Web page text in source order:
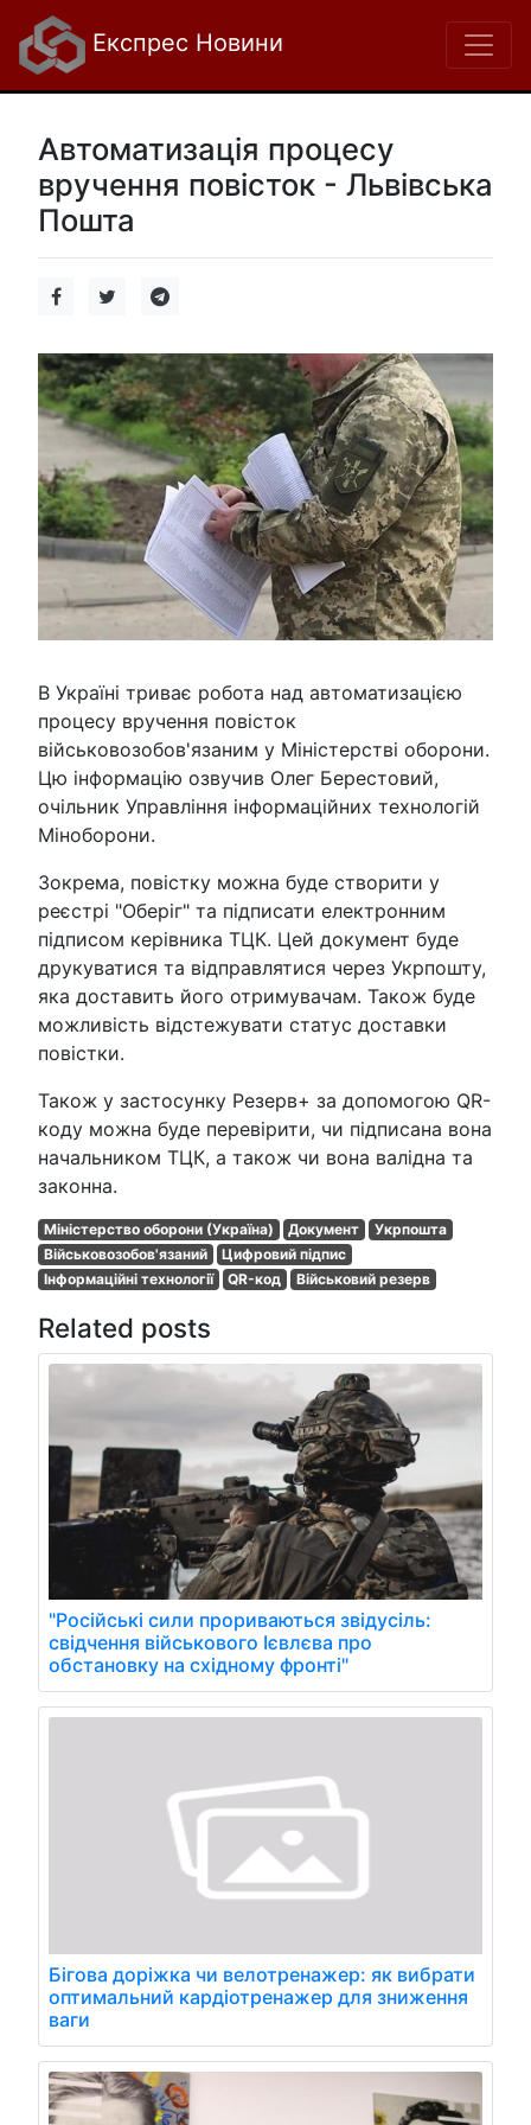
Експрес Новини
Автоматизація процесу
вручення повісток - Львівська
Пошта
В Україні триває робота над автоматизацією
процесу вручення повісток
військовозобов'язаним у Міністерстві оборони.
Цю інформацію озвучив Олег Берестовий,
очільник Управління інформаційних технологій
Міноборони.
Зокрема, повістку можна буде створити у
реєстрі "Оберіг" та підписати електронним
підписом керівника ТЦК. Цей документ буде
друкуватися та відправлятися через Укрпошту,
яка доставить його отримувачам. Також буде
можливість відстежувати статус доставки
повістки.
Також у застосунку Резерв+ за допомогою QR-
коду можна буде перевірити, чи підписана вона
начальником ТЦК, а також чи вона валідна та
законна.
Міністерство оборони (Україна) Документ
Укрпошта
Військовозобов'язаний
Цифровий підпис
Інформаційні технології
QR-код Військовий резерв
Related posts
"Російські сили прориваються звідусіль:
свідчення військового Ієвлєва про
обстановку на східному фронті"
Бігова доріжка чи велотренажер: як вибрати
оптимальний кардіотренажер для зниження
ваги